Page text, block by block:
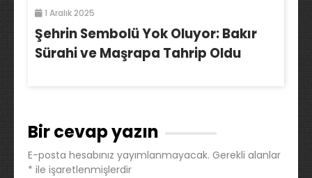
1 Aralık 2025
Şehrin Sembolü Yok Oluyor: Bakır
Sürahi ve Maşrapa Tahrip Oldu
Bir cevap yazın
E-posta hesabınız yayımlanmayacak. Gerekli alanlar
* ile işaretlenmişlerdir